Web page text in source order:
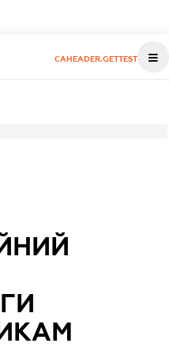
CAHEADER.GETTEST